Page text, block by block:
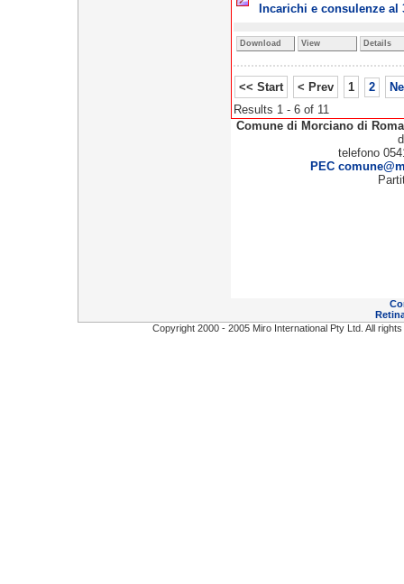
Incarichi e consulenze al
Download View Details
<< Start < Prev 1 2
Results 1 - 6 of 11
Comune di Morciano di
telefono
PEC
Copyright 2000 - 2005 Miro International Pty Ltd. All